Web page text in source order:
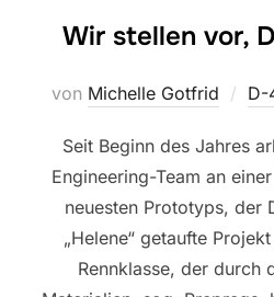
Wir stellen vor,
von Michelle Gotfrid D-
Seit Beginn des Jahres
Engineering-Team an
neuesten Prototyps, der
„Helene“ getaufte
Rennklasse, der durch